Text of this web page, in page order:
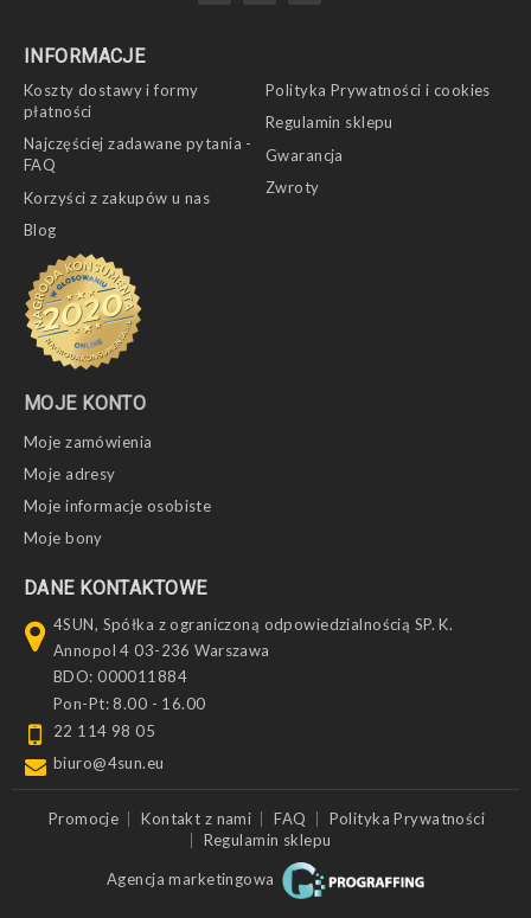
INFORMACJE
Koszty dostawy i formy
płatności
Najczęściej zadawane pytania -
FAQ
Korzyści z zakupów u nas
Blog
Polityka Prywatności i cookies
Regulamin sklepu
Gwarancja
Zwroty
MOJE KONTO
Moje zamówienia
Moje adresy
Moje informacje osobiste
Moje bony
DANE KONTAKTOWE
4SUN, Spółka z ograniczoną odpowiedzialnością SP. K.
Annopol 4 03-236 Warszawa
BDO: 000011884
Pon-Pt: 8.00 - 16.00
22 114 98 05
biuro@4sun.eu
Promocje Kontakt z nami FAQ
Polityka Prywatności
Regulamin sklepu
Agencja marketingowa